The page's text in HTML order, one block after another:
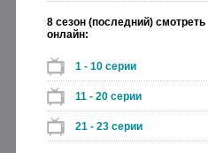
8 сезон (последний) смотреть
онлайн:
1 - 10 серии
11 - 20 серии
21 - 23 серии